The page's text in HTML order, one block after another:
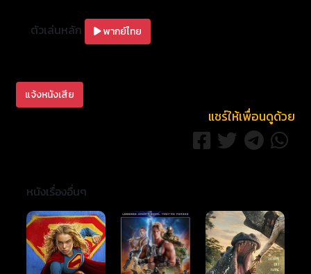
ตัวเล่นหลัก พากย์ไทย
แจ้งหนังเสีย
แชร์ให้เพื่อนดูด้วย
หนังเรื่องอื่นๆ